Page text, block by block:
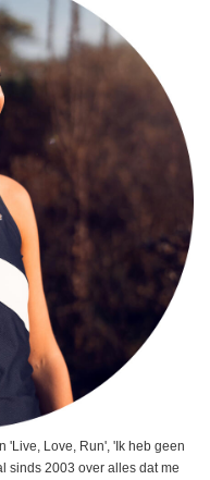
'Live, Love, Run', 'Ik heb geen
sinds 2003 over alles dat me